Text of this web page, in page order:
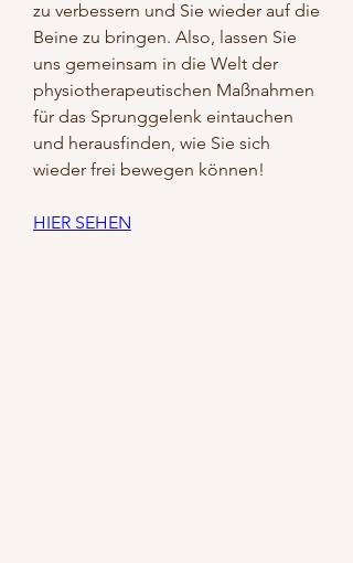
zu verbessern und Sie wieder auf die
Beine zu bringen. Also, lassen Sie
uns gemeinsam in die Welt der
physiotherapeutischen Maßnahmen
für das Sprunggelenk eintauchen
und herausfinden, wie Sie sich
wieder frei bewegen können!
HIER SEHEN